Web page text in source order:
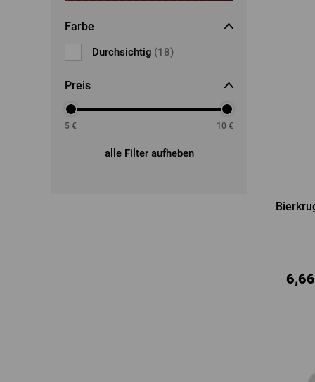
Farbe
Durchsichtig (18)
Preis
5 € 10 €
alle Filter aufheben